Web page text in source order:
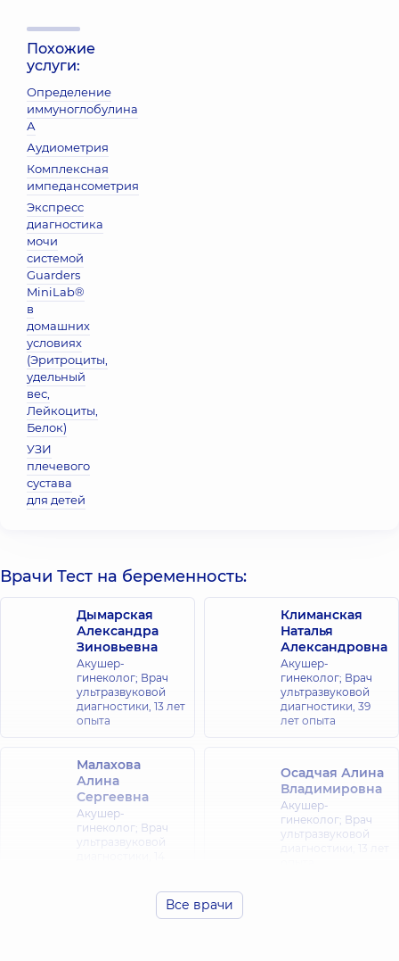
Похожие
услуги:
Определение
иммуноглобулина
А
Аудиометрия
Комплексная
импедансометрия
Экспресс
диагностика
мочи
системой
Guarders
MiniLab®
в
домашних
условиях
(Эритроциты,
удельный
вес,
Лейкоциты,
Белок)
УЗИ
плечевого
сустава
для детей
Врачи Тест на беременность:
Дымарская
Александра
Зиновьевна
Акушер-
гинеколог; Врач
ультразвуковой
диагностики, 13 лет
опыта
Климанская
Наталья
Александровна
Акушер-
гинеколог; Врач
ультразвуковой
диагностики, 39
лет опыта
Малахова
Алина
Сергеевна
Акушер-
гинеколог; Врач
ультразвуковой
Осадчая Алина
Владимировна
Акушер-
гинеколог; Врач
ультразвуковой
Все врачи